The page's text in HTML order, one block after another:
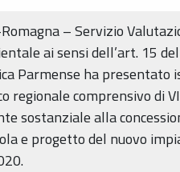
– Servizio
ai sensi dell’art. 15
Parmense ha presentato
regionale comprensivo di
sostanziale alla
e progetto del nuovo